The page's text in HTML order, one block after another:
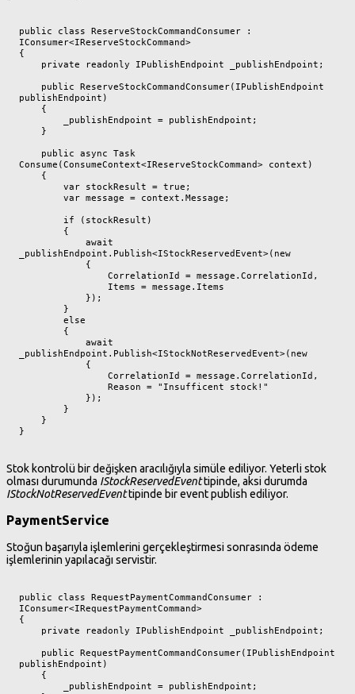
public class ReserveStockCommandConsumer :
IConsumer<IReserveStockCommand>
{
publishEndpoint)
Consume(ConsumeContext<IReserveStockCommand> context)
_publishEndpoint.Publish<IStockReservedEvent>(new
_publishEndpoint.Publish<IStockNotReservedEvent>(new
}
Stok kontrolü bir değişken aracılığıyla simüle ediliyor. Yeterli stok
olması durumunda IStockReservedEventtipinde, aksi durumda
IStockNotReservedEventtipinde bir event publish ediliyor.
PaymentService
Stoğun başarıyla işlemlerini gerçekleştirmesi sonrasında ödeme
işlemlerinin yapılacağı servistir.
public class RequestPaymentCommandConsumer :
IConsumer<IRequestPaymentCommand>
{
publishEndpoint)